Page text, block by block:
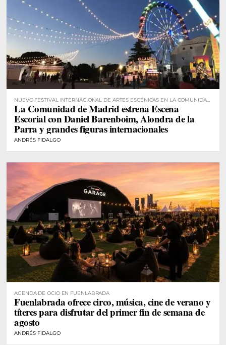
NUEVO FESTIVAL INTERNACIONAL DE ARTES ESCÉNICAS EN LA COMUNIDAD
DE MADRID
La Comunidad de Madrid estrena Escena
Escorial con Daniel Barenboim, Alondra de la
Parra y grandes figuras internacionales
ANDRÉS FIDALGO
AGENDA DE OCIO EN FUENLABRADA
Fuenlabrada ofrece circo, música, cine de verano y
títeres para disfrutar del primer fin de semana de
agosto
ANDRÉS FIDALGO